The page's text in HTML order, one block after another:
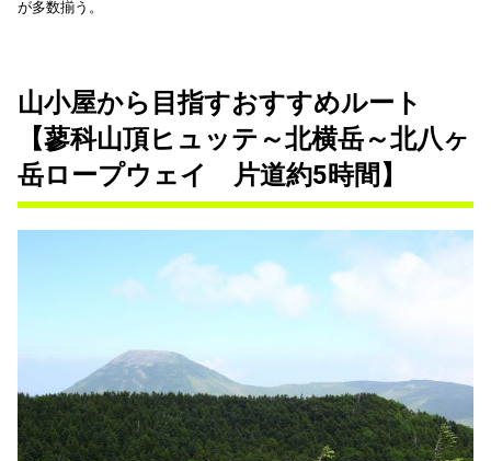
が多数揃う。
山小屋から目指すおすすめルート
【蓼科山頂ヒュッテ～北横岳～北八ヶ
岳ロープウェイ 片道約5時間】